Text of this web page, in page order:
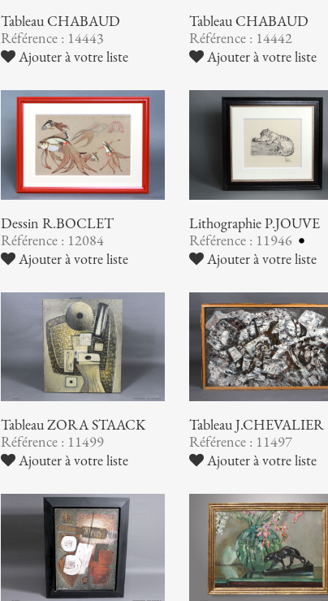
Tableau CHABAUD
Référence : 14443
Ajouter à votre liste
Tableau CHABAUD
Référence : 14442
Ajouter à votre liste
Dessin R.BOCLET
Référence : 12084
Ajouter à votre liste
Lithographie P.JOUVE
Référence : 11946
Ajouter à votre liste
Tableau ZORA STAACK
Référence : 11499
Ajouter à votre liste
Tableau J.CHEVALIER
Référence : 11497
Ajouter à votre liste